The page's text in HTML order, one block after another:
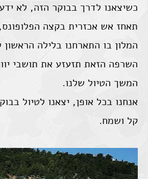
כשיצאנו לדרך בבוקר הזה, לא
תאחז אש אכזרית בקצה
המלון בו התארחנו בלילה הראשון
השרפה הזאת תזעזע את תושבי
המשך הטיול שלנו.
אנחנו בכל אופן, יצאנו לטיול
קל ושמח.